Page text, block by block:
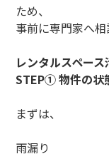
ため、
事前に専門家へ相
レンタルスペー
STEP① 物件の状
まずは、
雨漏り